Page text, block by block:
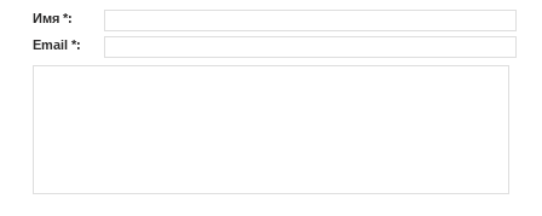
Имя *:
Email *: